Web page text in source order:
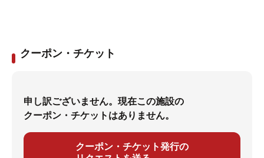
クーポン・チケット
申し訳ございません。現在この施設の
クーポン・チケットはありません。
クーポン・チケット発行の